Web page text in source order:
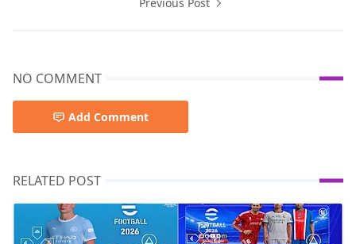
NO COMMENT
Add Comment
RELATED POST